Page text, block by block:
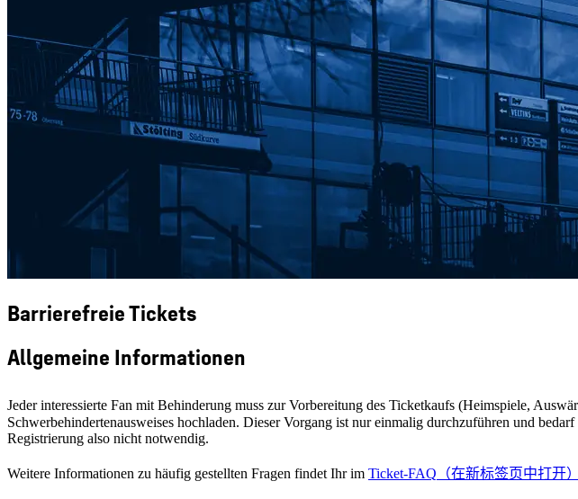
Barrierefreie Tickets
Allgemeine Informationen
Jeder interessierte Fan mit Behinderung muss zur Vorbereitung des Ticketkaufs (Heimspiele,
Schwerbehindertenausweises hochladen. Dieser Vorgang ist nur einmalig durchzuführen und
Registrierung also nicht notwendig.
Weitere Informationen zu häufig gestellten Fragen findet Ihr im Ticket-FAQ （在新标签页中打开）